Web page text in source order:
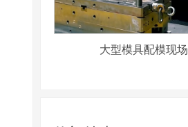
大型模具配模现场